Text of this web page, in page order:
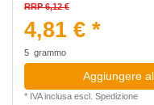
RRP 6,12 €
4,81 € *
5 grammo
Aggiungere
* IVA inclusaescl. Spedizione